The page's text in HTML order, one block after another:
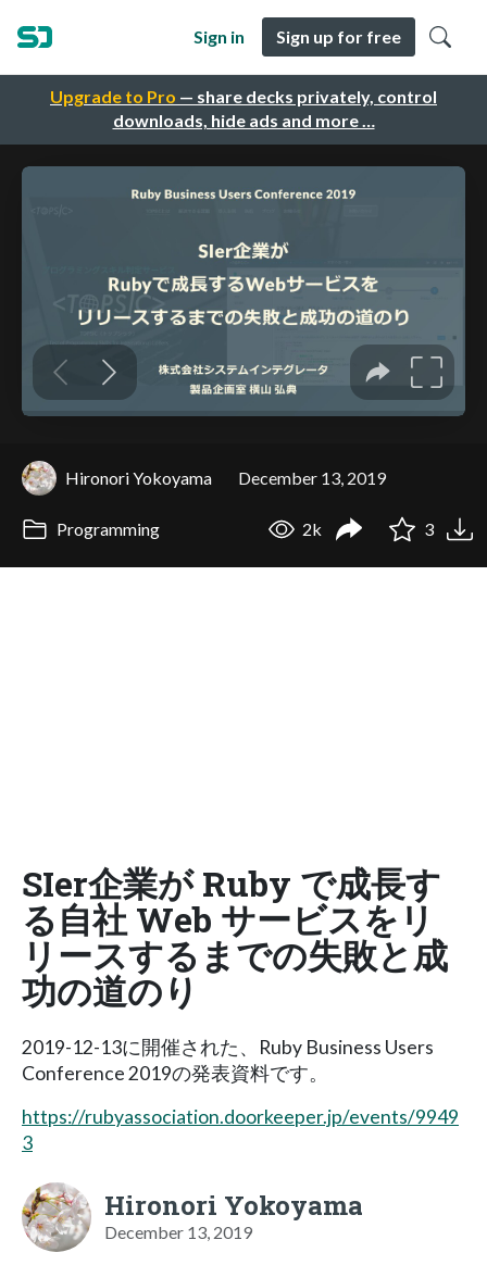
Upgrade to Pro — share decks privately, control
downloads, hide ads and more …
Sign in Sign up for free
Hironori Yokoyama December 13, 2019
Programming 2k 3
SIer企業が Ruby で成長す
る自社 Web サービスをリ
リースするまでの失敗と成
功の道のり
2019-12-13に開催された、Ruby Business Users
Conference 2019の発表資料です。
https://rubyassociation.doorkeeper.jp/events/9949
3
Hironori Yokoyama
December 13, 2019